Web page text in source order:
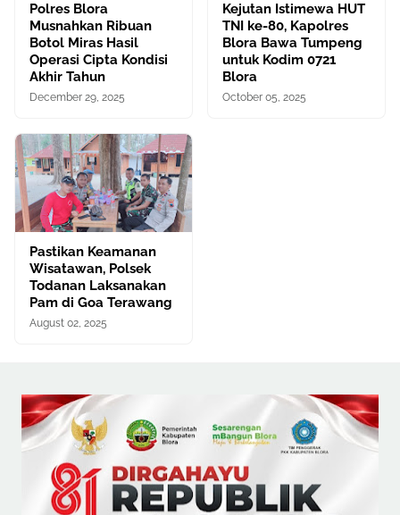
Polres Blora
Musnahkan Ribuan
Botol Miras Hasil
Operasi Cipta Kondisi
Akhir Tahun
December 29, 2025
Kejutan Istimewa HUT
TNI ke-80, Kapolres
Blora Bawa Tumpeng
untuk Kodim 0721
Blora
October 05, 2025
Pastikan Keamanan
Wisatawan, Polsek
Todanan Laksanakan
Pam di Goa Terawang
August 02, 2025